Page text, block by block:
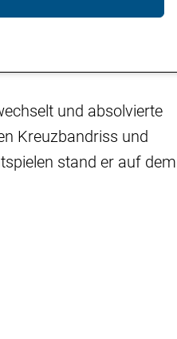
und absolvierte
Kreuzbandriss und
stand er auf dem